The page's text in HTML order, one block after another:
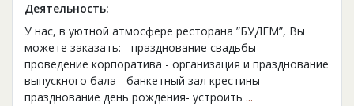
Деятельность:
У нас, в уютной атмосфере ресторана ”БУДЕМ”, Вы
можете заказать: - празднование свадьбы -
проведение корпоратива - организация и празднование
выпускного бала - банкетный зал крестины -
празднование день рождения- устроить ...